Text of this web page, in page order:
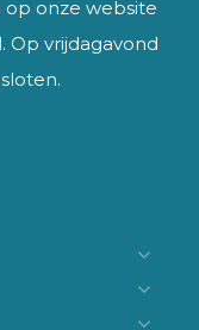
onze website
Op vrijdagavond